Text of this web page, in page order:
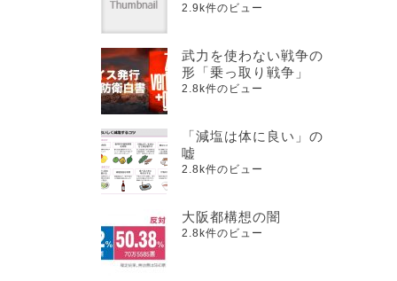
2.9k件のビュー
武力を使わない戦争の
形「乗っ取り戦争」
2.8k件のビュー
「減塩は体に良い」の
嘘
2.8k件のビュー
大阪都構想の闇
2.8k件のビュー